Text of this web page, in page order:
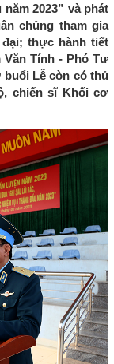
2023” và phát
chủng tham gia
thực hành tiết
Văn Tính - Phó Tư
buổi Lễ còn có thủ
chiến sĩ Khối cơ